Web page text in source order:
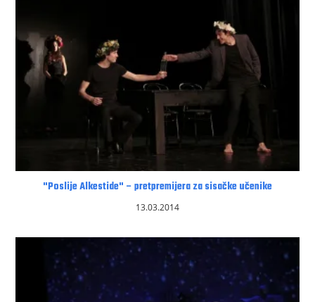
"Poslije Alkestide" – pretpremijera za sisačke učenike
13.03.2014